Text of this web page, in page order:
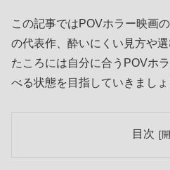
この記事ではPOVホラー映画
の代表作、酔いにくい見方や
たころには自分に合うPOVホ
べる状態を目指していきましょ
目次